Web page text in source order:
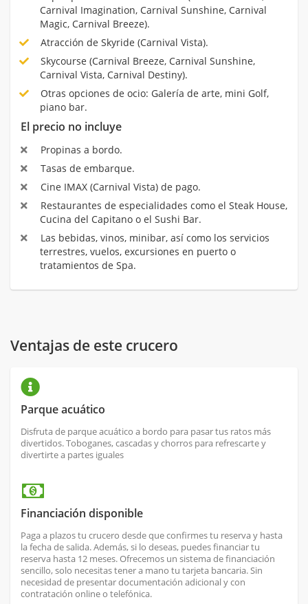
Carnival Imagination, Carnival Sunshine, Carnival
Magic, Carnival Breeze).
Atracción de Skyride (Carnival Vista).
Skycourse (Carnival Breeze, Carnival Sunshine,
Carnival Vista, Carnival Destiny).
Otras opciones de ocio: Galería de arte, mini Golf,
piano bar.
El precio no incluye
Propinas a bordo.
Tasas de embarque.
Cine IMAX (Carnival Vista) de pago.
Restaurantes de especialidades como el Steak House,
Cucina del Capitano o el Sushi Bar.
Las bebidas, vinos, minibar, así como los servicios
terrestres, vuelos, excursiones en puerto o
tratamientos de Spa.
Ventajas de este crucero
Parque acuático
Disfruta de parque acuático a bordo para pasar tus ratos más
divertidos. Toboganes, cascadas y chorros para refrescarte y
divertirte a partes iguales
Financiación disponible
Paga a plazos tu crucero desde que confirmes tu reserva y hasta
la fecha de salida. Además, si lo deseas, puedes financiar tu
reserva hasta 12 meses. Ofrecemos un sistema de financiación
sencillo, solo necesitas tener a mano tu tarjeta bancaria. Sin
necesidad de presentar documentación adicional y con
contratación online o telefónica.